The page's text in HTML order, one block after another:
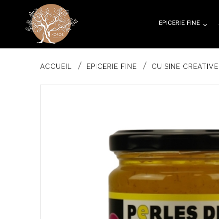

EPICERIE FINE
ACCUEIL EPICERIE FINE CUISINE CREATIVE